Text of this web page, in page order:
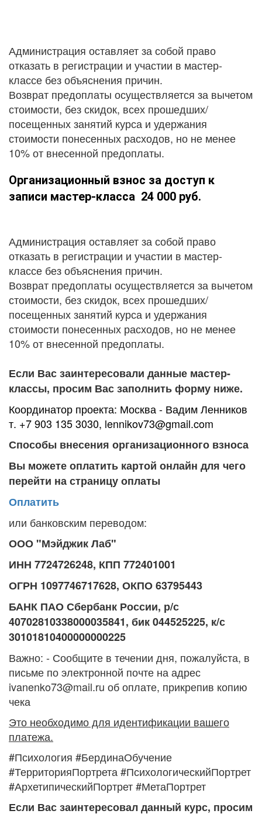
Администрация оставляет за собой право
отказать в регистрации и участии в мастер-
классе без объяснения причин.
Возврат предоплаты осуществляется за вычетом
стоимости, без скидок, всех прошедших/
посещенных занятий курса и удержания
стоимости понесенных расходов, но не менее
10% от внесенной предоплаты.
Организационный взнос за доступ к
записи мастер-класса 24 000 руб.
Администрация оставляет за собой право
отказать в регистрации и участии в мастер-
классе без объяснения причин.
Возврат предоплаты осуществляется за вычетом
стоимости, без скидок, всех прошедших/
посещенных занятий курса и удержания
стоимости понесенных расходов, но не менее
10% от внесенной предоплаты.
Если Вас заинтересовали данные мастер-
классы, просим Вас заполнить форму ниже.
Координатор проекта: Москва - Вадим Ленников
т. +7 903 135 3030, lennikov73@gmail.com
Способы внесения организационного взноса
Вы можете оплатить картой онлайн для чего
перейти на страницу оплаты
Оплатить
или банковским переводом:
ООО "Мэйджик Лаб"
ИНН 7724726248, КПП 772401001
ОГРН 1097746717628, ОКПО 63795443
БАНК ПАО Сбербанк России, р/с
40702810338000035841, бик 044525225, к/с
30101810400000000225
Важно: - Сообщите в течении дня, пожалуйста, в
письме по электронной почте на адрес
ivanenko73@mail.ru об оплате, прикрепив копию
чека
Это необходимо для идентификации вашего
платежа.
#Психология #БердинаОбучение
#ТерриторияПортрета #ПсихологическийПортрет
#АрхетипическийПортрет #МетаПортрет
Если Вас заинтересовал данный курс, просим